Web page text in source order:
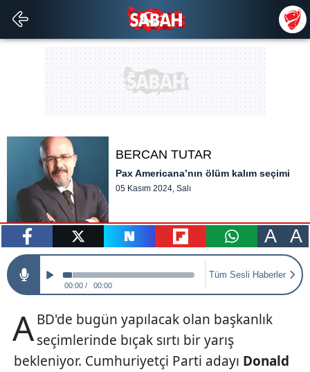
BERCAN TUTAR
Pax Americana’nın ölüm kalım seçimi
05 Kasım 2024, Salı
paylaş tweetle paylaş paylaş paylaş
A A
00:00 00:00
Tüm Sesli Haberler
ABD'de bugün yapılacak olan başkanlık
seçimlerinde bıçak sırtı bir yarış
bekleniyor. Cumhuriyetçi Parti adayı Donald